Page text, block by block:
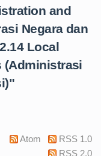
and
Negara dan
Local
(Administrasi
Atom
RSS 1.0
RSS 2.0